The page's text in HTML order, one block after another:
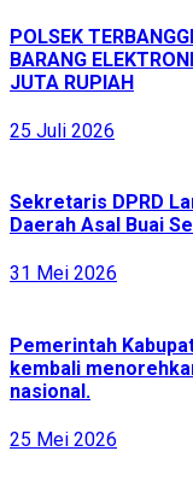
POLSEK
BARANG
JUTA RUPIAH
25 Juli 2026
Sekretaris DPRD
Daerah Asal Buai
31 Mei 2026
Pemerintah
kembali
nasional.
25 Mei 2026